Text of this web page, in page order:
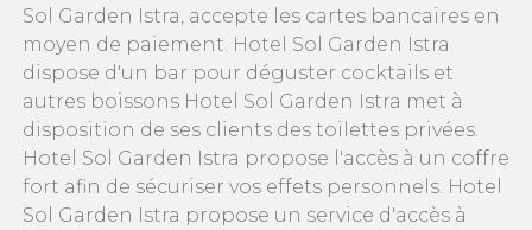
Sol Garden Istra, accepte les cartes bancaires en
moyen de paiement. Hotel Sol Garden Istra
dispose d'un bar pour déguster cocktails et
autres boissons Hotel Sol Garden Istra met à
disposition de ses clients des toilettes privées.
Hotel Sol Garden Istra propose l'accès à un coffre
fort afin de sécuriser vos effets personnels. Hotel
Sol Garden Istra propose un service d'accès à